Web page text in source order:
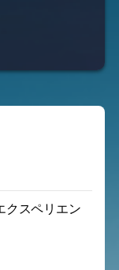
クスペリエン